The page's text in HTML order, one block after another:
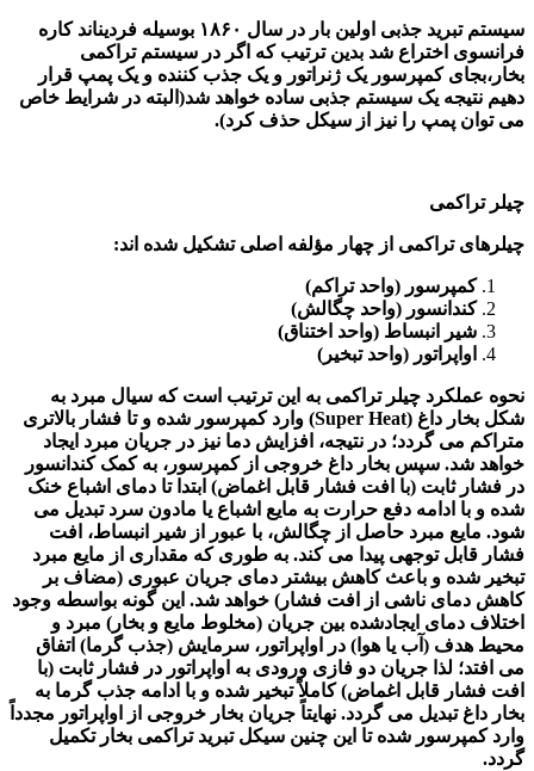
سیستم تبرید جذبی اولین بار در سال ۱۸۶۰ بوسیله فردیناند کاره
فرانسوی اختراع شد بدین ترتیب که اگر در سیستم تراکمی
بخار،بجای کمپرسور یک ژنراتور و یک جذب کننده و یک پمپ قرار
دهیم نتیجه یک سیستم جذبی ساده خواهد شد(البته در شرایط خاص
می توان پمپ را نیز از سیکل حذف کرد).
چیلر تراکمی
چیلرهای تراکمی از چهار مؤلفه اصلی تشکیل شده اند:
کمپرسور (واحد تراکم)
کندانسور (واحد چگالش)
شیر انبساط (واحد اختناق)
اواپراتور (واحد تبخیر)
نحوه عملکرد چیلر تراکمی به این ترتیب است که سیال مبرد به
شکل بخار داغ (Super Heat)
وارد کمپرسور شده و تا فشار بالاتری
متراکم می گردد؛ در نتیجه، افزایش دما نیز در جریان مبرد ایجاد
خواهد شد. سپس بخار داغ خروجی از کمپرسور، به کمک کندانسور
در فشار ثابت (با افت فشار قابل اغماض) ابتدا تا دمای اشباع خنک
شده و با ادامه دفع حرارت به مایع اشباع یا مادون سرد تبدیل می
شود. مایع مبرد حاصل از چگالش، با عبور از شیر انبساط، افت
فشار قابل توجهی پیدا می کند. به طوری که مقداری از مایع مبرد
تبخیر شده و باعث کاهش بیشتر دمای جریان عبوری (مضاف بر
کاهش دمای ناشی از افت فشار) خواهد شد. این گونه بواسطه وجود
اختلاف دمای ایجادشده بین جریان (مخلوط مایع و بخار) مبرد و
محیط هدف (آب یا هوا) در اواپراتور، سرمایش (جذب گرما) اتفاق
می افتد؛ لذا جریان دو فازی ورودی به اواپراتور در فشار ثابت (با
افت فشار قابل اغماض) کاملاً تبخیر شده و با ادامه جذب گرما به
بخار داغ تبدیل می گردد. نهایتاً جریان بخار خروجی از اواپراتور مجدداً
وارد کمپرسور شده تا این چنین سیکل تبرید تراکمی بخار تکمیل
گردد.